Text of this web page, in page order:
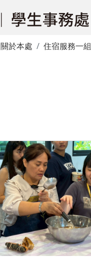
關於本處 住宿服務一組